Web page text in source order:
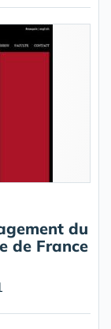
du
de France